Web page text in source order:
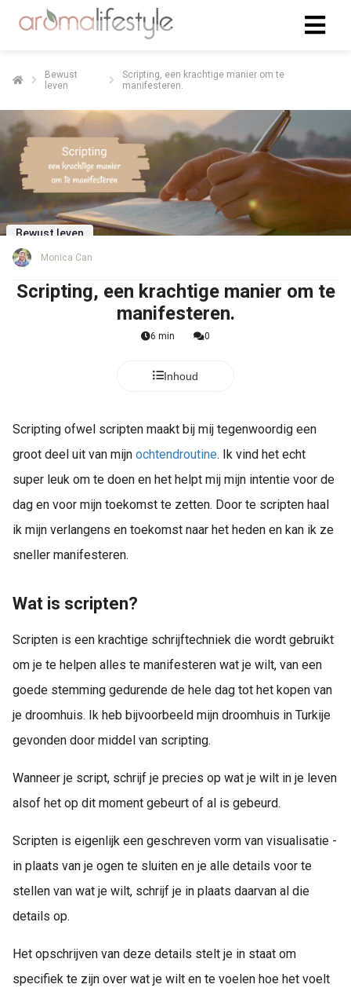
Bewust
leven
Scripting, een krachtige manier om te
manifesteren.
Bewust leven
Monica Can
Scripting, een krachtige manier om te
manifesteren.
6 min 0
Inhoud
Scripting ofwel scripten maakt bij mij tegenwoordig een
groot deel uit van mijn ochtendroutine. Ik vind het echt
super leuk om te doen en het helpt mij mijn intentie voor de
dag en voor mijn toekomst te zetten. Door te scripten haal
ik mijn verlangens en toekomst naar het heden en kan ik ze
sneller manifesteren.
Wat is scripten?
Scripten is een krachtige schrijftechniek die wordt gebruikt
om je te helpen alles te manifesteren wat je wilt, van een
goede stemming gedurende de hele dag tot het kopen van
je droomhuis. Ik heb bijvoorbeeld mijn droomhuis in Turkije
gevonden door middel van scripting.
Wanneer je script, schrijf je precies op wat je wilt in je leven
alsof het op dit moment gebeurt of al is gebeurd.
Scripten is eigenlijk een geschreven vorm van visualisatie -
in plaats van je ogen te sluiten en je alle details voor te
stellen van wat je wilt, schrijf je in plaats daarvan al die
details op.
Het opschrijven van deze details stelt je in staat om
specifiek te zijn over wat je wilt en te voelen hoe het voelt